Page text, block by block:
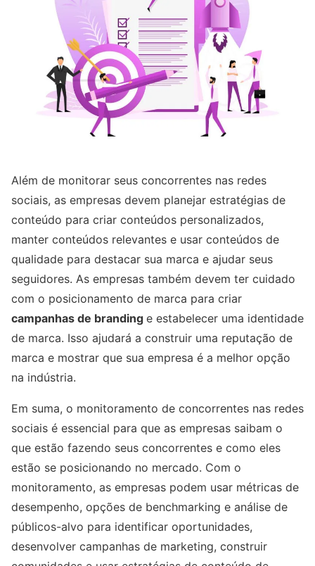
Além de monitorar seus concorrentes nas redes
sociais, as empresas devem planejar estratégias de
conteúdo para criar conteúdos personalizados,
manter conteúdos relevantes e usar conteúdos de
qualidade para destacar sua marca e ajudar seus
seguidores. As empresas também devem ter cuidado
com o posicionamento de marca para criar
campanhas de branding e estabelecer uma identidade
de marca. Isso ajudará a construir uma reputação de
marca e mostrar que sua empresa é a melhor opção
na indústria.
Em suma, o monitoramento de concorrentes nas redes
sociais é essencial para que as empresas saibam o
que estão fazendo seus concorrentes e como eles
estão se posicionando no mercado. Com o
monitoramento, as empresas podem usar métricas de
desempenho, opções de benchmarking e análise de
públicos-alvo para identificar oportunidades,
desenvolver campanhas de marketing, construir